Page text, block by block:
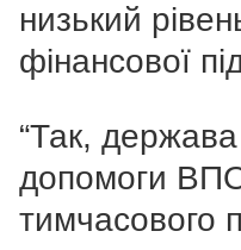
низький
фінансової
“Так,
допомоги
тимчасового